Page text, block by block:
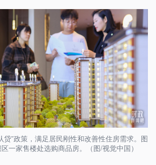
”政策，满足居民刚性和改善性住房需求。图
一家售楼处选购商品房。（图/视觉中国）